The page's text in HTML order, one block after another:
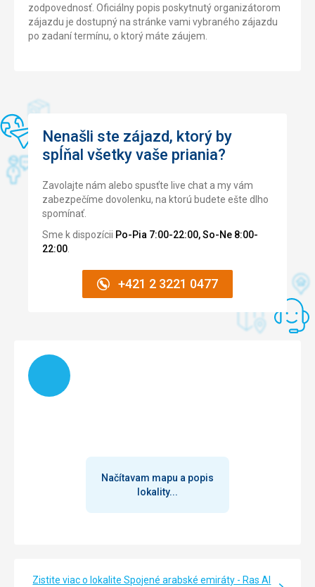
zodpovednosť. Oficiálny popis poskytnutý organizátorom
zájazdu je dostupný na stránke vami vybraného zájazdu
po zadaní termínu, o ktorý máte záujem.
Nenašli ste zájazd, ktorý by
spĺňal všetky vaše priania?
Zavolajte nám alebo spusťte live chat a my vám
zabezpečíme dovolenku, na ktorú budete ešte dlho
spomínať.
Sme k dispozícii Po-Pia 7:00-22:00, So-Ne 8:00-
22:00
+421 2 3221 0477
Načítam
Načítavam mapu a popis
lokality...
Zistite viac o lokalite Spojené arabské emiráty - Ras Al